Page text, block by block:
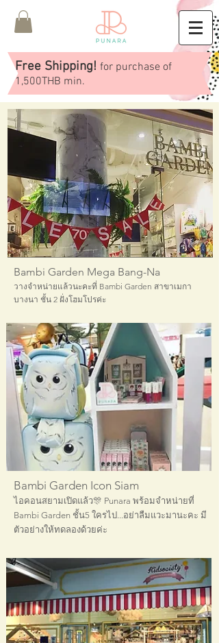
Free Shipping! for purchase of
1,500THB min.
News boards
Bambi Garden Icon Siam
ไอคอนสยามเปิดแล้ว🎊 Punara พร้อมจำหน่ายที่
Bambi Garden ชั้น5 ใครไป...อย่าลืมแวะมานะคะ มี
ตัวอย่างให้ทดลองด้วยค่ะ
Bambi Garden Mega Bang-Na
วางจำหน่ายแล้วนะคะที่ Bambi Garden สาขาเมกา
บางนา ชั้น 2 ฝั่งโฮมโปรค่ะ